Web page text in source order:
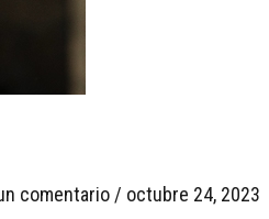
comentario / octubre 24, 2023